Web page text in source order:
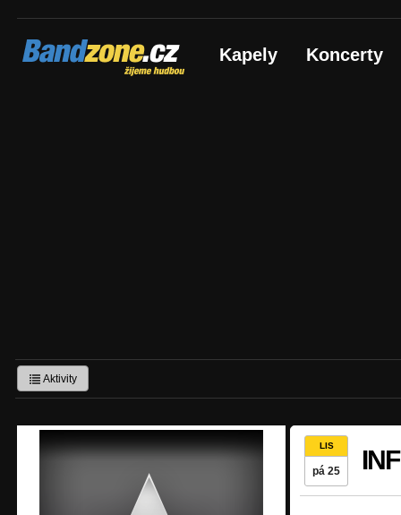
Bandzone.cz
žijeme hudbou Kapely Koncerty
Aktivity
LIS
pá 25